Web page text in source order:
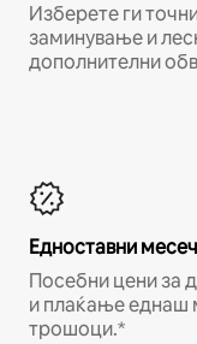
Изберете ги
заминување и
дополнителни
Едноставни
Посебни цени за
и плаќање еднаш
трошоци.*